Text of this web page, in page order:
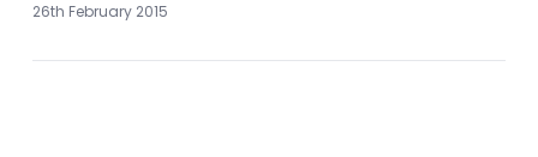
26th February 2015